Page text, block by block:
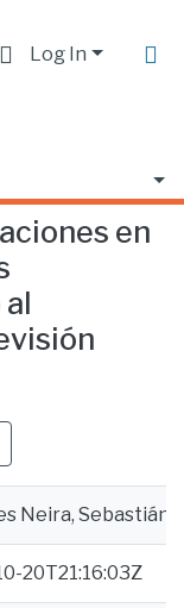
Log In
en
Neira, Sebastián
20T21:16:03Z